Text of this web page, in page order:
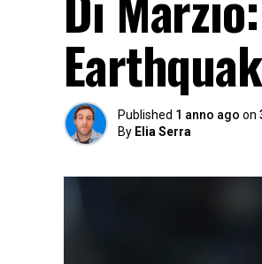
Published 1 anno ago on
By Elia Serra